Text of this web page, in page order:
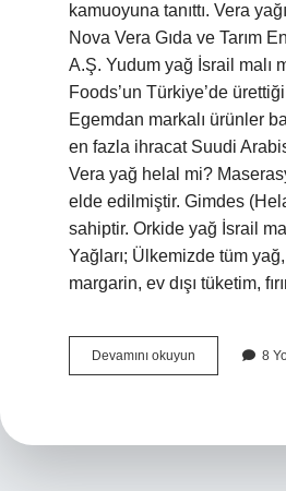
kamuoyuna tanıttı. Vera
Nova Vera Gıda ve Tarım
A.Ş. Yudum yağ İsrail malı
Foods’un Türkiye’de
Egemdan markalı ürünler
en fazla ihracat Suudi
Vera yağ helal mi?
elde edilmiştir. Gimdes
sahiptir. Orkide yağ İsrail
Yağları; Ülkemizde tüm
margarin, ev dışı tüketim,
Devamını okuyun
Yağ
8